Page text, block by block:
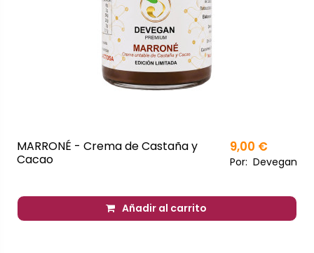
MARRONÉ - Crema de Castaña y
Cacao
9,00 €
Por: Devegan
Añadir al carrito